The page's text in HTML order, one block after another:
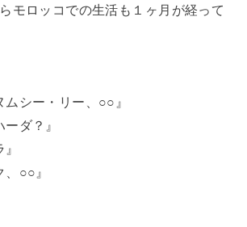
モロッコでの生活も１ヶ月が経って
ムシー・リー、○○』
ーダ？』
、○○』